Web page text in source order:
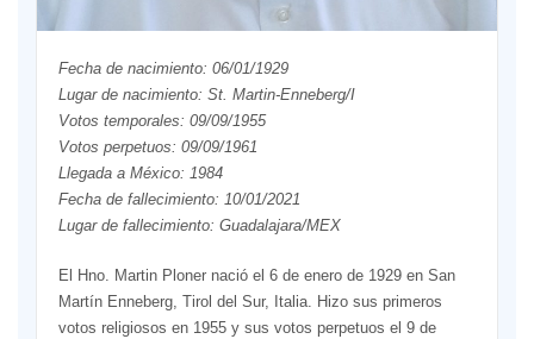
Fecha de nacimiento: 06/01/1929
Lugar de nacimiento: St. Martin-Enneberg/I
Votos temporales: 09/09/1955
Votos perpetuos: 09/09/1961
Llegada a México: 1984
Fecha de fallecimiento: 10/01/2021
Lugar de fallecimiento: Guadalajara/MEX
El Hno. Martin Ploner nació el 6 de enero de 1929 en San
Martín Enneberg, Tirol del Sur, Italia. Hizo sus primeros
votos religiosos en 1955 y sus votos perpetuos el 9 de